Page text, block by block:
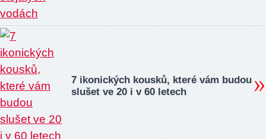
7 ikonických kousků, které vám budou
slušet ve 20 i v 60 letech